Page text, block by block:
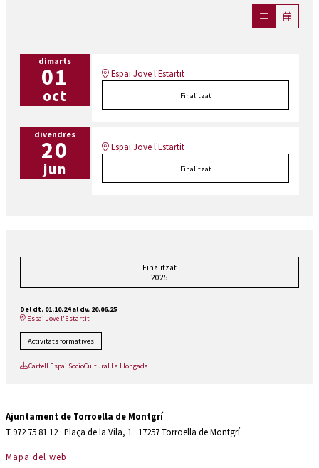
dimarts
01
oct
Espai Jove l'Estartit
Finalitzat
divendres
20
jun
Espai Jove l'Estartit
Finalitzat
Finalitzat
2025
Del dt. 01.10.24al dv. 20.06.25
Espai Jove l'Estartit
Activitats formatives
Cartell Espai SocioCultural La Llongada
Ajuntament de Torroella de Montgrí
T 972 75 81 12 · Plaça de la Vila, 1 · 17257 Torroella de Montgrí
Mapa del web